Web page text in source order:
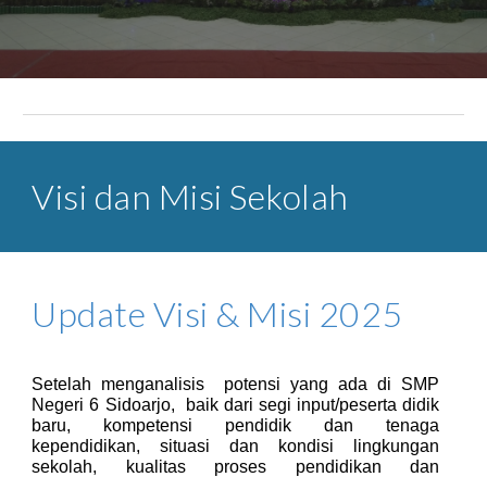
Visi dan Misi Sekolah
Update Visi & Misi 2025
Setelah menganalisis potensi yang ada di SMP
Negeri 6 Sidoarjo, baik dari segi input/peserta didik
baru, kompetensi pendidik dan tenaga
kependidikan, situasi dan kondisi lingkungan
sekolah, kualitas proses pendidikan dan